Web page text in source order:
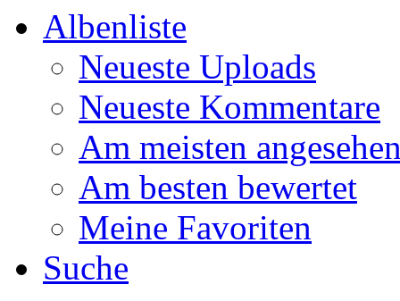
Albenliste
Neueste Uploads
Neueste Kommentare
Am meisten
Am besten bewertet
Meine Favoriten
Suche